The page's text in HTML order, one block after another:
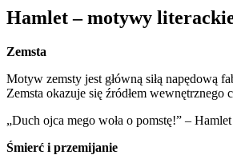
Hamlet – motywy
Zemsta
Motyw zemsty jest główną siłą napędową
Zemsta okazuje się źródłem
„Duch ojca mego woła o pomstę!” –
Śmierć i przemijanie